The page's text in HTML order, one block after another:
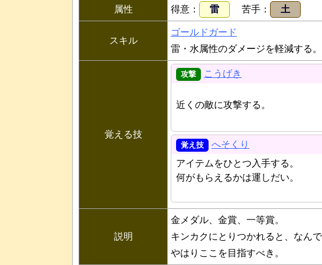
属性 得意 雷 苦手 土
スキル
ゴールドガード
雷・水属性のダメージを軽減する。
覚える技
こうげき
近くの敵に攻撃する。
へそくり
アイテムをひとつ入手する。
何がもらえるかは運しだい。
説明
金メダル、金賞、一等賞。
キンカクにとりつかれると、なん
やはりここを目指すべき。